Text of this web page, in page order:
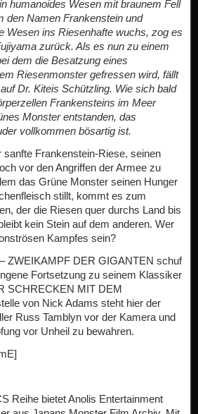
humanoides Wesen mit braunem Fell
den Namen Frankenstein und
Wesen ins Riesenhafte wuchs, zog es
zurück. Als es nun zu einem
dem die Besatzung eines
Riesenmonster gefressen wird, fällt
Dr. Kiteis Schützling. Wie sich bald
Frankensteins im Meer
Monster entstanden, das
vollkommen bösartig ist.
Frankenstein-Riese, seinen
vor den Angriffen der Armee zu
das Grüne Monster seinen Hunger
stillt, kommt es zum
der die Riesen quer durchs Land bis
kein Stein auf dem anderen. Wer
Kampfes sein?
ZWEIKAMPF DER GIGANTEN schuf
Fortsetzung zu seinem Klassiker
SCHRECKEN MIT DEM
von Nick Adams steht hier der
Russ Tamblyn vor der Kamera und
vor Unheil zu bewahren.
Reihe bietet Anolis Entertainment